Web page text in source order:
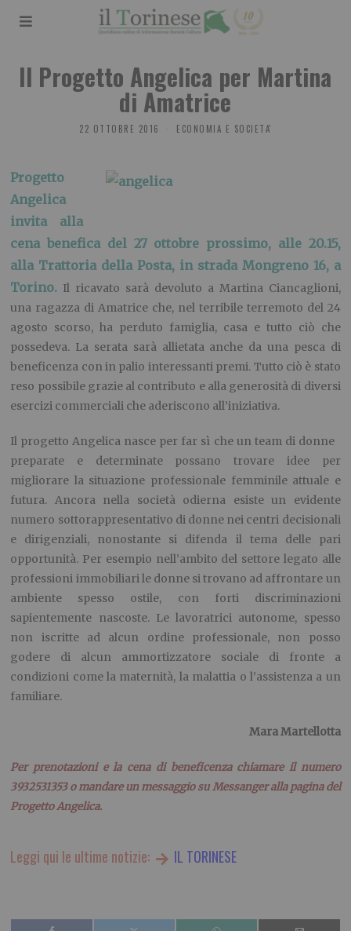
Il Progetto Angelica per Martina
di Amatrice
22 OTTOBRE 2016 ECONOMIA E SOCIETA'
Progetto
Angelica
invita alla
cena benefica del 27 ottobre prossimo, alle 20.15,
alla Trattoria della Posta, in strada Mongreno 16, a
Torino. Il ricavato sarà devoluto a Martina Ciancaglioni,
una ragazza di Amatrice che, nel terribile terremoto del 24
agosto scorso, ha perduto famiglia, casa e tutto ciò che
possedeva. La serata sarà allietata anche da una pesca di
beneficenza con in palio interessanti premi. Tutto ciò è stato
reso possibile grazie al contributo e alla generosità di diversi
esercizi commerciali che aderiscono all’iniziativa.
Il progetto Angelica nasce per far sì che un team di donne
preparate e determinate possano trovare idee per
migliorare la situazione professionale femminile attuale e
futura. Ancora nella società odierna esiste un evidente
numero sottorappresentativo di donne nei centri decisionali
e dirigenziali, nonostante si difenda il tema delle pari
opportunità. Per esempio nell’ambito del settore legato alle
professioni immobiliari le donne si trovano ad affrontare un
ambiente spesso ostile, con forti discriminazioni
sapientemente nascoste. Le lavoratrici autonome, spesso
non iscritte ad alcun ordine professionale, non posso
godere di alcun ammortizzatore sociale di fronte a
condizioni come la maternità, la malattia o l’assistenza a un
familiare.
Mara Martellotta
Per prenotazioni e la cena di beneficenza chiamare il numero
3932531353 o mandare un messaggio su Messanger alla pagina del
Progetto Angelica.
Leggi qui le ultime notizie: IL TORINESE